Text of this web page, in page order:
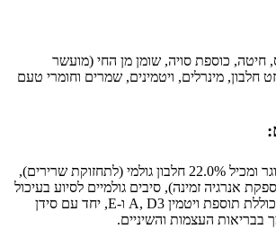
חיטה, כוספת סויה, שומן מן החי (מועשר
חלבון, מינרלים, ויטמינים, שמרים וחומרי טעם
המזון מותאם לכלב הבוגר ומכיל 22.0% חלבון גולמי (לתחזוקת שרירים),
(לאספקת אנרגיה זמינה), סיבים גולמיים לסיוע בעיכול
ואפר גולמי. הפורמולה כוללת תוספת ויטמין A, D3 ו-E, יחד עם סידן
בבריאות העצמות והשיניים.